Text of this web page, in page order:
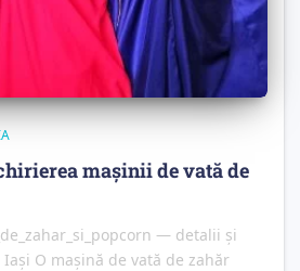
mașinii de vată de
— detalii și
O mașină de vată de zahăr